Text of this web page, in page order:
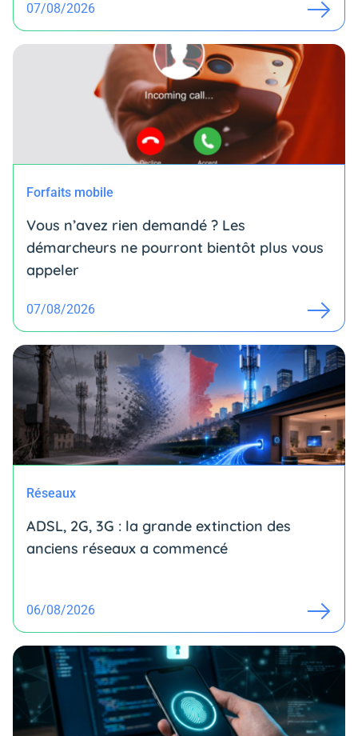
07/08/2026
Forfaits mobile
Vous n’avez rien demandé ? Les
démarcheurs ne pourront bientôt plus vous
appeler
07/08/2026
Réseaux
ADSL, 2G, 3G : la grande extinction des
anciens réseaux a commencé
06/08/2026